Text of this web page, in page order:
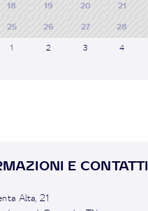
18 19 20 21
25 26 27 28
1 2 3 4
E CONTATTI
Alta, 21